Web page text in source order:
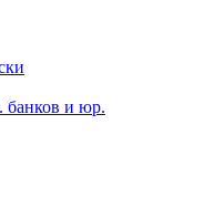
банков и юр.